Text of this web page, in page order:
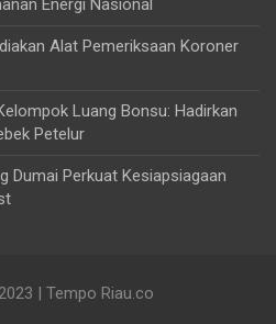
Energi Nasional
Alat Pemeriksaan Koroner
Luang Bonsu: Hadirkan
Petelur
Dumai Perkuat Kesiapsiagaan
| Tempo Riau.co